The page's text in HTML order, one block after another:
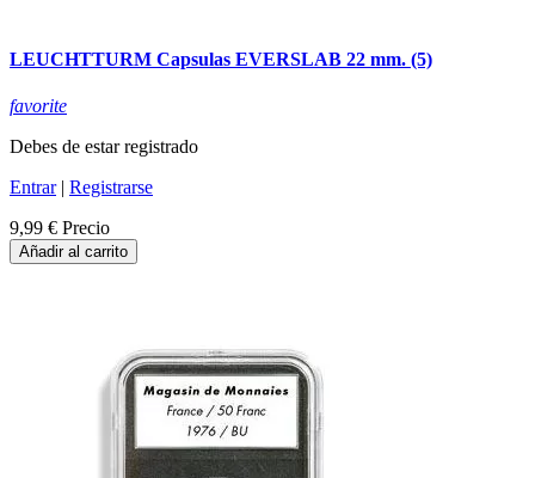
LEUCHTTURM Capsulas EVERSLAB 22 mm. (5)
favorite
Debes de estar registrado
Entrar| Registrarse
9,99 € Precio
Añadir al carrito